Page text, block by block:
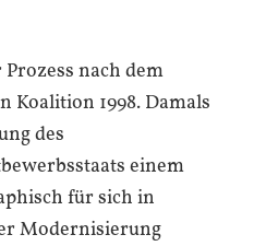
nach dem
Koalition 1998. Damals
des
einem
für sich in
Modernisierung